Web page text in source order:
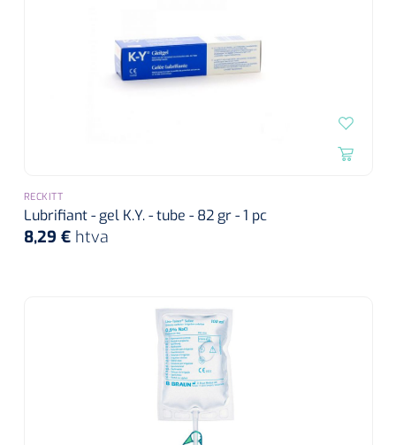
RECKITT
Lubrifiant - gel K.Y. - tube - 82 gr - 1 pc
8,29 € htva